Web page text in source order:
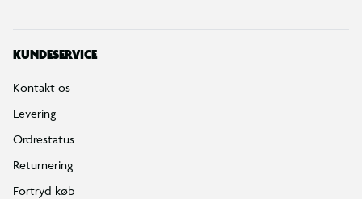
KUNDESERVICE
Kontakt os
Levering
Ordrestatus
Returnering
Fortryd køb